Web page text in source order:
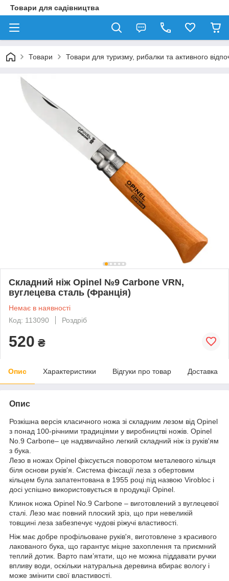
Товари для садівництва
Товари Товари для туризму, рибалки та активного
Складний ніж Opinel №9 Carbone VRN,
вуглецева сталь (Франція)
Немає в наявності
Код: 113090
Роздріб
520 ₴
Опис Характеристики Відгуки про товар Доставка
Опис
Розкішна версія класичного ножа зі складним лезом від Opinel
з понад 100-річними традиціями у виробництві ножів. Opinel
No.9 Carbone– це надзвичайно легкий складний ніж із руків'ям
з бука.
Лезо в ножах Opinel фіксується поворотом металевого кільця
біля основи руків'я. Система фіксації леза з обертовим
кільцем була запатентована в 1955 році під назвою Virobloc і
досі успішно використовується в продукції Opinel.
Клинок ножа Opinel No.9 Carbone – виготовлений з вуглецевої
сталі. Лезо має повний плоский зріз, що при невеликій
товщині леза забезпечує чудові ріжучі властивості.
Ніж має добре профільоване руків'я, виготовлене з красивого
лакованого бука, що гарантує міцне захоплення та приємний
теплий дотик. Варто пам’ятати, що не можна піддавати ручки
впливу води, оскільки натуральна деревина вбирає вологу і
може змінити свої властивості.